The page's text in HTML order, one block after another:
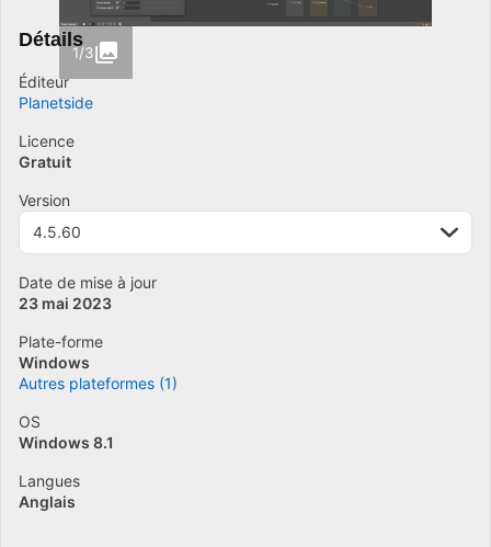
1/3
Détails
Éditeur
Planetside
Licence
Gratuit
Version
4.5.60
Date de mise à jour
23 mai 2023
Plate-forme
Windows
Autres plateformes (1)
OS
Windows 8.1
Langues
Anglais